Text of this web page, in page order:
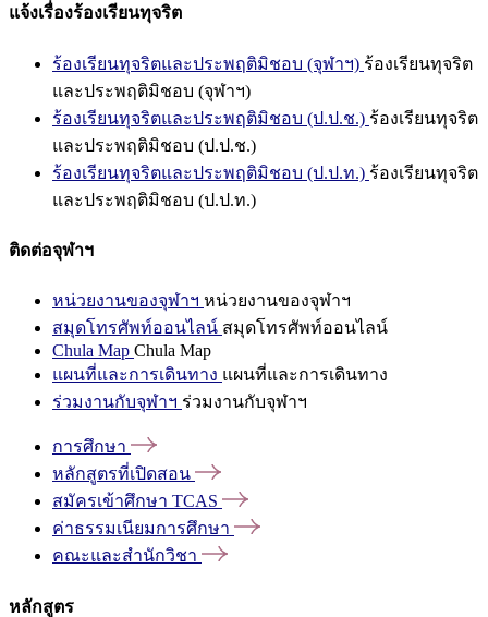
แจ้งเรื่องร้องเรียนทุจริต
ร้องเรียนทุจริตและประพฤติมิชอบ (จุฬาฯ) ร้องเรียนทุจริต
และประพฤติมิชอบ (จุฬาฯ)
ร้องเรียนทุจริตและประพฤติมิชอบ (ป.ป.ช.) ร้องเรียนทุจริต
และประพฤติมิชอบ (ป.ป.ช.)
ร้องเรียนทุจริตและประพฤติมิชอบ (ป.ป.ท.) ร้องเรียนทุจริต
และประพฤติมิชอบ (ป.ป.ท.)
ติดต่อจุฬาฯ
หน่วยงานของจุฬาฯ หน่วยงานของจุฬาฯ
สมุดโทรศัพท์ออนไลน์ สมุดโทรศัพท์ออนไลน์
Chula Map Chula Map
แผนที่และการเดินทาง แผนที่และการเดินทาง
ร่วมงานกับจุฬาฯ ร่วมงานกับจุฬาฯ
การศึกษา
หลักสูตรที่เปิดสอน
สมัครเข้าศึกษา TCAS
ค่าธรรมเนียมการศึกษา
คณะและสำนักวิชา
หลักสูตร